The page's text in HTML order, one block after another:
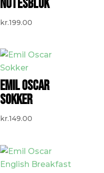
NOTESBLOK
kr.199.00
EMIL OSCAR
SOKKER
kr.149.00